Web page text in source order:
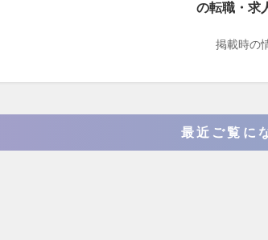
の転職・求
掲載時の
最近ご覧に